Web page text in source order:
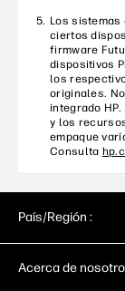
Los sistemas
ciertos
firmware
dispositivos
los
originales.
integrado
y los
empaque
Consulta
País/Región :
Acerca de